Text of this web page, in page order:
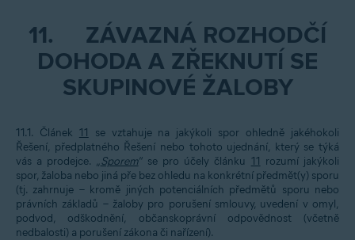
11.
ZÁVAZNÁ ROZHODČÍ
DOHODA A ZŘEKNUTÍ SE
SKUPINOVÉ ŽALOBY
11.1. Článek 11
se vztahuje na jakýkoli spor ohledně jakéhokoli
Řešení, předplatného Řešení nebo tohoto ujednání, který se týká
vás a prodejce. „Sporem“ se pro účely článku 11 rozumí jakýkoli
spor, žaloba nebo jiná pře bez ohledu na konkrétní předmět(y) sporu
(tj. zahrnuje – kromě jiných potenciálních předmětů sporu nebo
právních základů – žaloby pro porušení smlouvy, uvedení v omyl,
podvod, odškodnění, občanskoprávní odpovědnost (včetně
nedbalosti) a porušení zákona či nařízení).